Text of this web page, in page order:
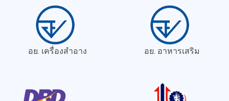
อย. เครื่องสำอาง อย. อาหารเสริม